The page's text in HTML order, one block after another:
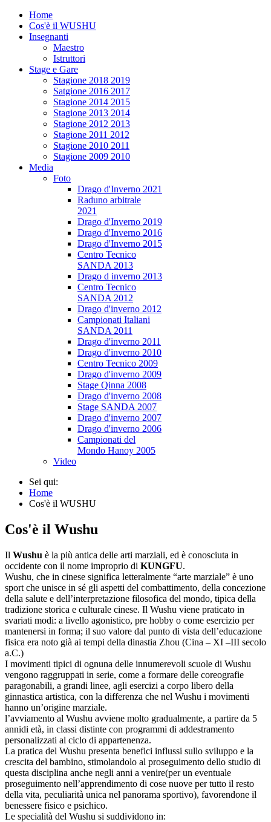
Home
Cos'è il WUSHU
Insegnanti
Maestro
Istruttori
Stage e Gare
Stagione 2018 2019
Satgione 2016 2017
Stagione 2014 2015
Stagione 2013 2014
Stagione 2012 2013
Stagione 2011 2012
Stagione 2010 2011
Stagione 2009 2010
Media
Foto
Drago d'Inverno 2021
Raduno arbitrale
2021
Drago d'Inverno 2019
Drago d'Inverno 2016
Drago d'Inverno 2015
Centro Tecnico
SANDA 2013
Drago d inverno 2013
Centro Tecnico
SANDA 2012
Drago d'inverno 2012
Campionati Italiani
SANDA 2011
Drago d'inverno 2011
Drago d'inverno 2010
Centro Tecnico 2009
Drago d'inverno 2009
Stage Qinna 2008
Drago d'inverno 2008
Stage SANDA 2007
Drago d'inverno 2007
Drago d'inverno 2006
Campionati del
Mondo Hanoy 2005
Video
Sei qui:
Home
Cos'è il WUSHU
Cos'è il Wushu
Il Wushu è la più antica delle arti marziali, ed è conosciuta in
occidente con il nome improprio di KUNGFU.
Wushu, che in cinese significa letteralmente “arte marziale” è uno
sport che unisce in sé gli aspetti del combattimento, della concezione
della salute e dell’interpretazione filosofica del mondo, tipica della
tradizione storica e culturale cinese. Il Wushu viene praticato in
svariati modi: a livello agonistico, pre hobby o come esercizio per
mantenersi in forma; il suo valore dal punto di vista dell’educazione
fisica era noto già ai tempi della dinastia Zhou (Cina – XI –III secolo
a.C.)
I movimenti tipici di ognuna delle innumerevoli scuole di Wushu
vengono raggruppati in serie, come a formare delle coreografie
paragonabili, a grandi linee, agli esercizi a corpo libero della
ginnastica artistica, con la differenza che nel Wushu i movimenti
hanno un’origine marziale.
l’avviamento al Wushu avviene molto gradualmente, a partire da 5
annidi età, in classi distinte con programmi di addestramento
personalizzati al ciclo di appartenenza.
La pratica del Wushu presenta benefici influssi sullo sviluppo e la
crescita del bambino, stimolandolo al proseguimento dello studio di
questa disciplina anche negli anni a venire(per un eventuale
proseguimento nell’apprendimento di cose nuove per tutto il resto
della vita, peculiarità unica nel panorama sportivo), favorendone il
benessere fisico e psichico.
Le specialità del Wushu si suddividono in: